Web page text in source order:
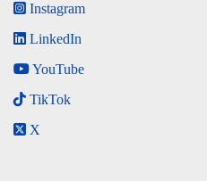
Instagram
LinkedIn
YouTube
TikTok
X